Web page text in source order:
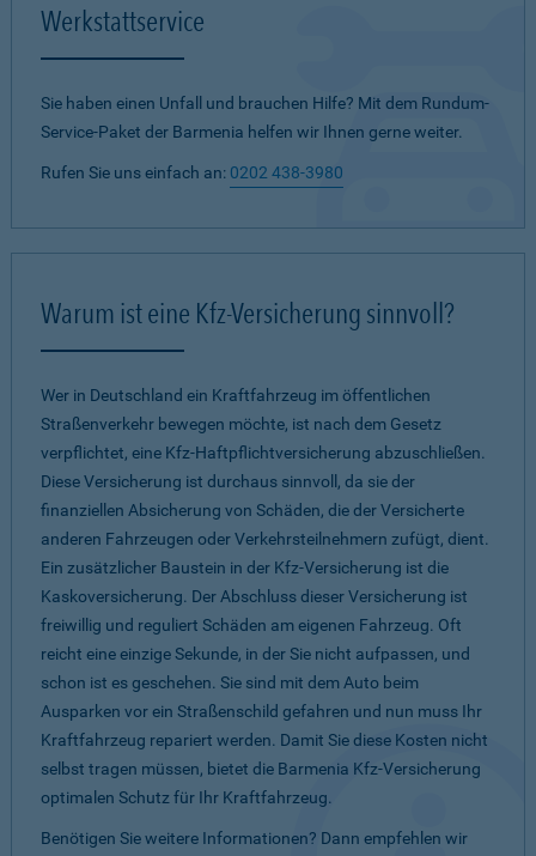
Werkstattservice
Sie haben einen Unfall und brauchen Hilfe? Mit dem Rundum-
Service-Paket der Barmenia helfen wir Ihnen gerne weiter.
Rufen Sie uns einfach an: 0202 438-3980
Warum ist eine Kfz-Versicherung sinnvoll?
Wer in Deutschland ein Kraftfahrzeug im öffentlichen
Straßenverkehr bewegen möchte, ist nach dem Gesetz
verpflichtet, eine Kfz-Haftpflichtversicherung abzuschließen.
Diese Versicherung ist durchaus sinnvoll, da sie der
finanziellen Absicherung von Schäden, die der Versicherte
anderen Fahrzeugen oder Verkehrsteilnehmern zufügt, dient.
Ein zusätzlicher Baustein in der Kfz-Versicherung ist die
Kaskoversicherung. Der Abschluss dieser Versicherung ist
freiwillig und reguliert Schäden am eigenen Fahrzeug. Oft
reicht eine einzige Sekunde, in der Sie nicht aufpassen, und
schon ist es geschehen. Sie sind mit dem Auto beim
Ausparken vor ein Straßenschild gefahren und nun muss Ihr
Kraftfahrzeug repariert werden. Damit Sie diese Kosten nicht
selbst tragen müssen, bietet die Barmenia Kfz-Versicherung
optimalen Schutz für Ihr Kraftfahrzeug.
Benötigen Sie weitere Informationen? Dann empfehlen wir